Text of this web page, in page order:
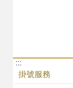
:::
掛號服務